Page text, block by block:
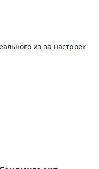
из-за настроек